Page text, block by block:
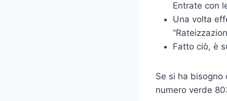
Entrate con
Una volta
Fatto ciò, è
Se si ha bisogno
numero verde